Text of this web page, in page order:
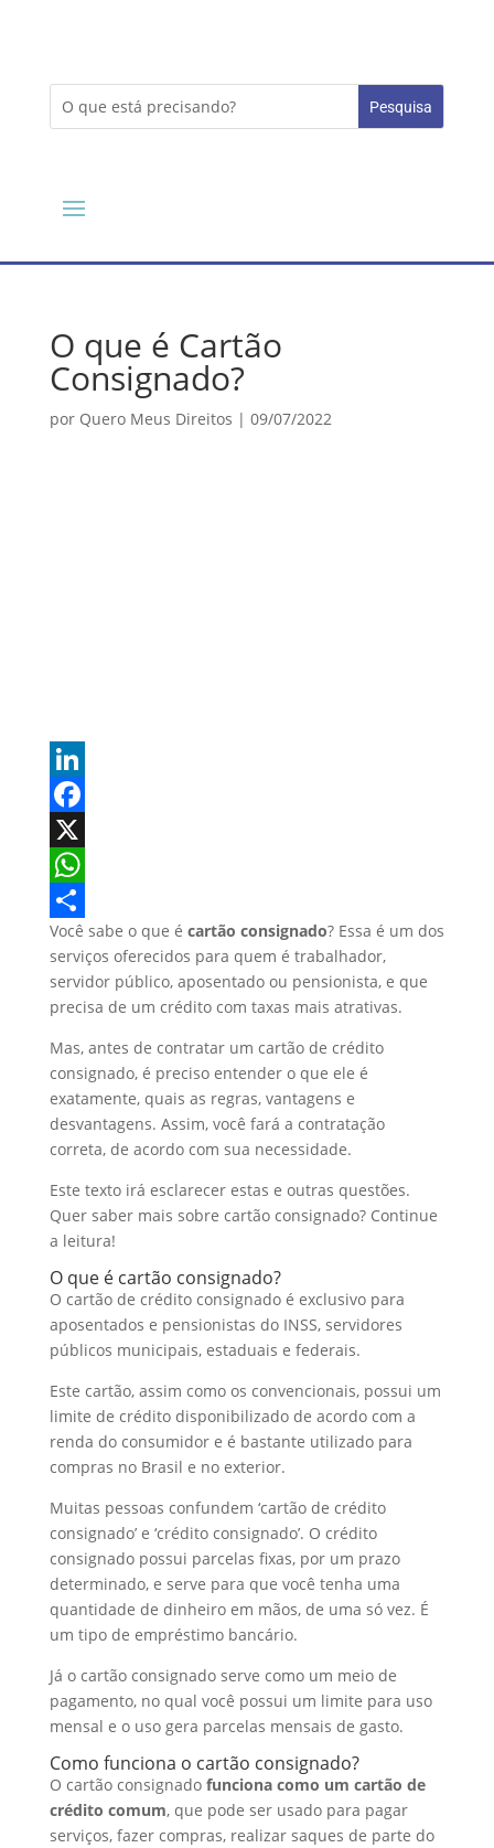
O que é Cartão
Consignado?
por Quero Meus Direitos | 09/07/2022
L
n
k
e
I
n
a
c
e
o
o
k
X
W
h
t
s
A
p
p
S
a
r
e
Você sabe o que é cartão consignado? Essa é um dos
serviços oferecidos para quem é trabalhador,
servidor público, aposentado ou pensionista, e que
precisa de um crédito com taxas mais atrativas.
Mas, antes de contratar um cartão de crédito
consignado, é preciso entender o que ele é
exatamente, quais as regras, vantagens e
desvantagens. Assim, você fará a contratação
correta, de acordo com sua necessidade.
Este texto irá esclarecer estas e outras questões.
Quer saber mais sobre cartão consignado? Continue
a leitura!
O que é cartão consignado?
O cartão de crédito consignado é exclusivo para
aposentados e pensionistas do INSS, servidores
públicos municipais, estaduais e federais.
Este cartão, assim como os convencionais, possui um
limite de crédito disponibilizado de acordo com a
renda do consumidor e é bastante utilizado para
compras no Brasil e no exterior.
Muitas pessoas confundem ‘cartão de crédito
consignado’ e ‘crédito consignado’. O crédito
consignado possui parcelas fixas, por um prazo
determinado, e serve para que você tenha uma
quantidade de dinheiro em mãos, de uma só vez. É
um tipo de empréstimo bancário.
Já o cartão consignado serve como um meio de
pagamento, no qual você possui um limite para uso
mensal e o uso gera parcelas mensais de gasto.
Como funciona o cartão consignado?
O cartão consignado funciona como um cartão de
crédito comum, que pode ser usado para pagar
serviços, fazer compras, realizar saques de parte do